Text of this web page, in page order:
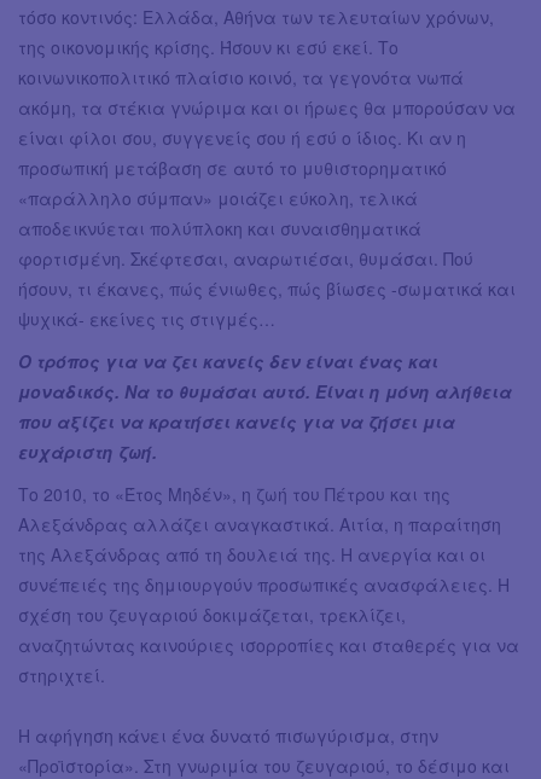
τόσο κοντινός: Ελλάδα, Αθήνα των τελευταίων χρόνων,
της οικονομικής κρίσης. Ήσουν κι εσύ εκεί. Το
κοινωνικοπολιτικό πλαίσιο κοινό, τα γεγονότα νωπά
ακόμη, τα στέκια γνώριμα και οι ήρωες θα μπορούσαν να
είναι φίλοι σου, συγγενείς σου ή εσύ ο ίδιος. Κι αν η
προσωπική μετάβαση σε αυτό το μυθιστορηματικό
«παράλληλο σύμπαν» μοιάζει εύκολη, τελικά
αποδεικνύεται πολύπλοκη και συναισθηματικά
φορτισμένη. Σκέφτεσαι, αναρωτιέσαι, θυμάσαι. Πού
ήσουν, τι έκανες, πώς ένιωθες, πώς βίωσες -σωματικά και
ψυχικά- εκείνες τις στιγμές…
Ο τρόπος για να ζει κανείς δεν είναι ένας και
μοναδικός. Να το θυμάσαι αυτό. Είναι η μόνη αλήθεια
που αξίζει να κρατήσει κανείς για να ζήσει μια
ευχάριστη ζωή.
Tο 2010, το «Έτος Μηδέν», η ζωή του Πέτρου και της
Αλεξάνδρας αλλάζει αναγκαστικά. Aιτία, η παραίτηση
της Αλεξάνδρας από τη δουλειά της. H ανεργία και οι
συνέπειές της δημιουργούν προσωπικές ανασφάλειες. Η
σχέση του ζευγαριού δοκιμάζεται, τρεκλίζει,
αναζητώντας καινούριες ισορροπίες και σταθερές για να
στηριχτεί.
Η αφήγηση κάνει ένα δυνατό πισωγύρισμα, στην
«Προϊστορία». Στη γνωριμία του ζευγαριού, το δέσιμο και